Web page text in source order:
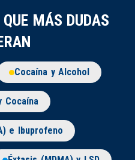
MÁS DUDAS
Cocaína y Alcohol
Cocaína
e Ibuprofeno